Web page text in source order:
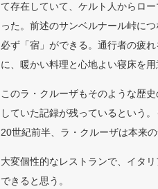
て存在していて、ケルト人からロ
った。前述のサンベルナール峠に
必ず「宿」ができる。通行者の疲
に、暖かい料理と心地よい寝床を用
このラ・クルーザもそのような歴
していた記録が残っているという
20世紀前半、ラ・クルーザは本来の
大変個性的なレストランで、イタ
できると思う。